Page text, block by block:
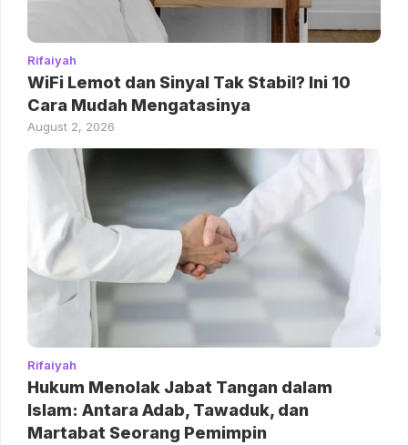
Rifaiyah
WiFi Lemot dan Sinyal Tak Stabil? Ini 10
Cara Mudah Mengatasinya
August 2, 2026
Rifaiyah
Hukum Menolak Jabat Tangan dalam
Islam: Antara Adab, Tawaduk, dan
Martabat Seorang Pemimpin